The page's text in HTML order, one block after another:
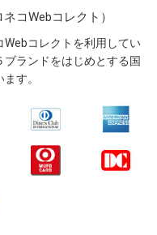
ネコWebコレクト）
コレクトを利用してい
ランドをはじめとする国
す。